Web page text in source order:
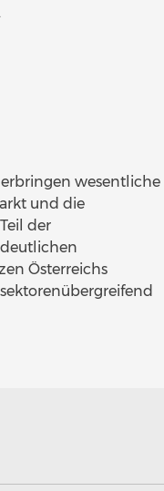
wesentliche
und die
der
Österreichs